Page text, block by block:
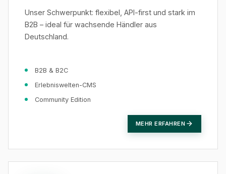
Unser Schwerpunkt: flexibel, API-first und stark im
B2B – ideal für wachsende Händler aus
Deutschland.
B2B & B2C
Erlebniswelten-CMS
Community Edition
MEHR ERFAHREN